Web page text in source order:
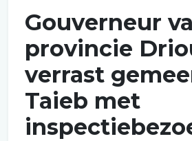
Gouverneur
provincie
verrast
Taieb met